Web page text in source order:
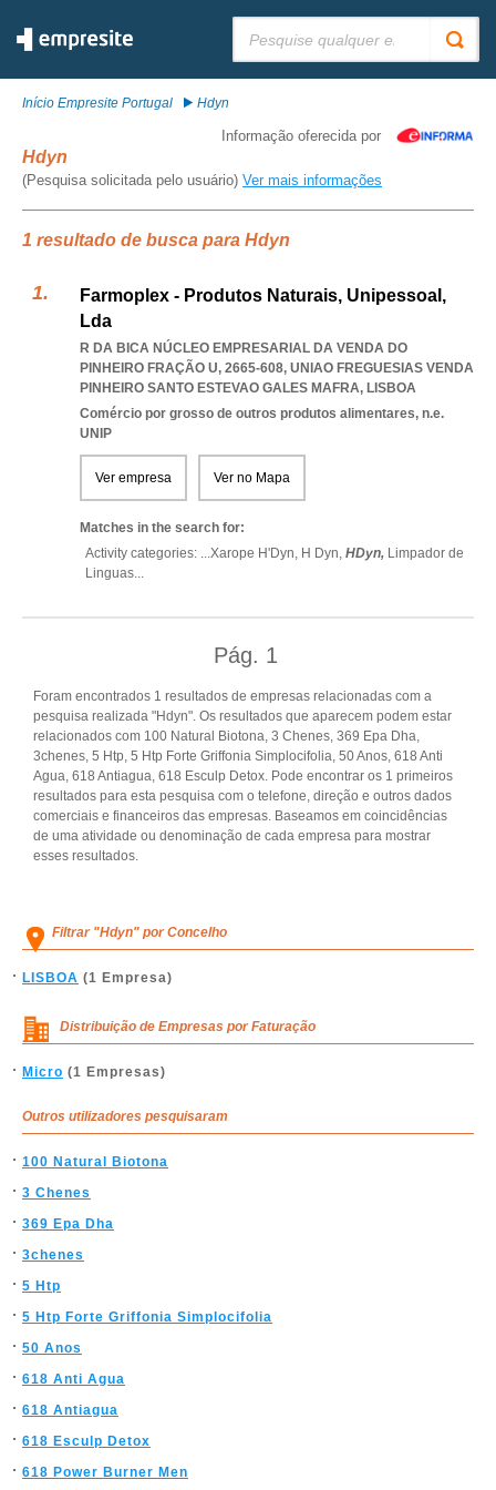
Início Empresite Portugal Hdyn
Informação oferecida por
Hdyn
(Pesquisa solicitada pelo usuário) Ver mais informações
1 resultado de busca para Hdyn
Farmoplex - Produtos Naturais, Unipessoal,
Lda
R DA BICA NÚCLEO EMPRESARIAL DA VENDA DO
PINHEIRO FRAÇÃO U, 2665-608, UNIAO FREGUESIAS VENDA
PINHEIRO SANTO ESTEVAO GALES MAFRA, LISBOA
Comércio por grosso de outros produtos alimentares, n.e.
UNIP
Ver empresa Ver no Mapa
Matches in the search for:
Activity categories: ...Xarope H'Dyn, H Dyn, HDyn, Limpador de
Linguas...
Pág. 1
Foram encontrados 1 resultados de empresas relacionadas com a
pesquisa realizada "Hdyn". Os resultados que aparecem podem estar
relacionados com 100 Natural Biotona, 3 Chenes, 369 Epa Dha,
3chenes, 5 Htp, 5 Htp Forte Griffonia Simplocifolia, 50 Anos, 618 Anti
Agua, 618 Antiagua, 618 Esculp Detox. Pode encontrar os 1 primeiros
resultados para esta pesquisa com o telefone, direção e outros dados
comerciais e financeiros das empresas. Baseamos em coincidências
de uma atividade ou denominação de cada empresa para mostrar
esses resultados.
Filtrar "Hdyn" por Concelho
LISBOA (1 Empresa)
Distribuição de Empresas por Faturação
Micro (1 Empresas)
Outros utilizadores pesquisaram
100 Natural Biotona
3 Chenes
369 Epa Dha
3chenes
5 Htp
5 Htp Forte Griffonia Simplocifolia
50 Anos
618 Anti Agua
618 Antiagua
618 Esculp Detox
618 Power Burner Men